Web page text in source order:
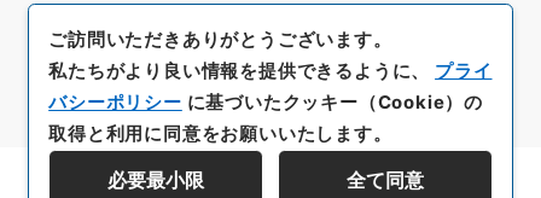
ご訪問いただきありがとうございます。
私たちがより良い情報を提供できるように、 プライ
バシーポリシー に基づいたクッキー（Cookie）の
取得と利用に同意をお願いいたします。
必要最小限 全て同意